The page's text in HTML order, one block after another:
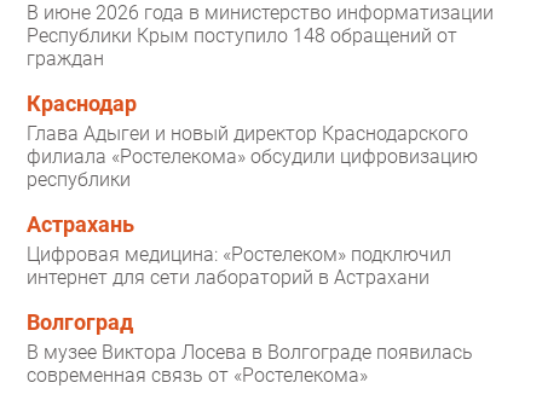
В июне 2026 года в министерство информатизации
Республики Крым поступило 148 обращений от
граждан
Краснодар
Глава Адыгеи и новый директор Краснодарского
филиала «Ростелекома» обсудили цифровизацию
республики
Астрахань
Цифровая медицина: «Ростелеком» подключил
интернет для сети лабораторий в Астрахани
Волгоград
В музее Виктора Лосева в Волгограде появилась
современная связь от «Ростелекома»